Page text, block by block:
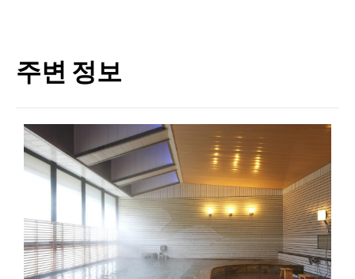
주변 정보